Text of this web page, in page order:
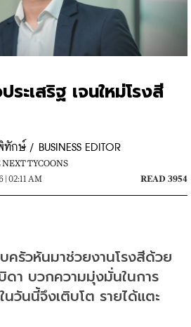
เสริฐ เจนใหม่โรงสี
ษ์ / BUSINESS EDITOR
TYCOONS
| 02:11 AM
READ 3954
ครัวหันมาช่วยงานโรงสีด้วย
ดา บวกความมุ่งมั่นในการ
นวันนี้จึงเติบโต รายได้แตะ